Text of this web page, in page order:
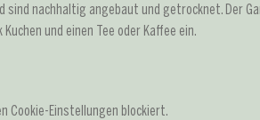
sind nachhaltig angebaut und getrocknet. Der
und einen Tee oder Kaffee ein.
Cookie-Einstellungen blockiert.